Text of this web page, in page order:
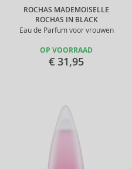
ROCHAS MADEMOISELLE
ROCHAS IN BLACK
Eau de Parfum voor vrouwen
OP VOORRAAD
€ 31,95